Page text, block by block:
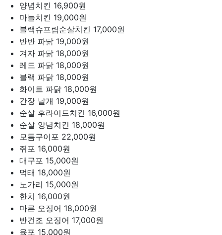
양념치킨 16,900원
마늘치킨 19,000원
블랙슈프림순살치킨 17,000원
반반 파닭 19,000원
겨자 파닭 18,000원
레드 파닭 18,000원
블랙 파닭 18,000원
화이트 파닭 18,000원
간장 날개 19,000원
순살 후라이드치킨 16,000원
순살 양념치킨 18,000원
모듬구이포 22,000원
쥐포 16,000원
대구포 15,000원
먹태 18,000원
노가리 15,000원
한치 16,000원
마른 오징어 18,000원
반건조 오징어 17,000원
육포 15,000원